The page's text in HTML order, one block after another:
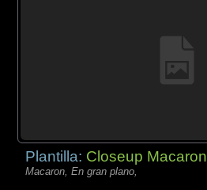
Plantilla: Closeup Macaron
Macaron, En gran plano,